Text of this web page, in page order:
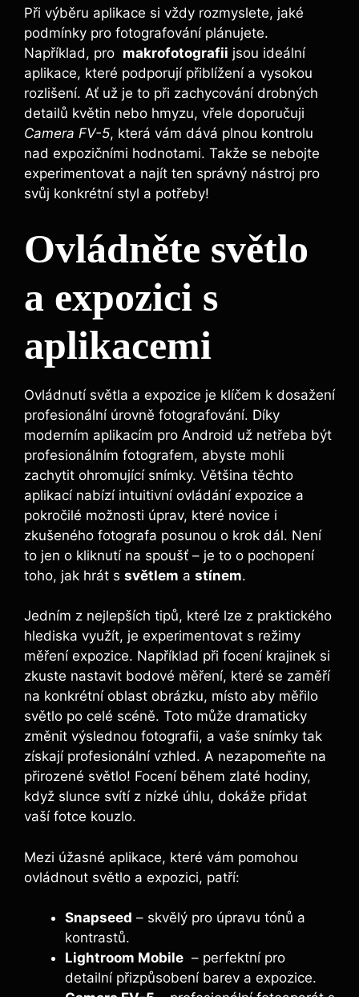
Při​ výběru ‌aplikace ⁤si ‌vždy rozmyslete, jaké
podmínky pro ⁢fotografování plánujete.
Například, pro ‌ makrofotografii jsou ideální
aplikace, které ‌podporují ⁢přiblížení​ a‌ vysokou
rozlišení.⁣ Ať už ‍je to při ​zachycování drobných
detailů květin nebo ​hmyzu, vřele doporučuji
Camera​ FV-5, která vám dává plnou kontrolu
nad ​expozičními hodnotami. ‍Takže se nebojte
experimentovat ‌a najít ten správný ⁤nástroj pro⁣
svůj konkrétní ⁤styl ​a potřeby!
Ovládněte světlo
a expozici s
⁢aplikacemi
Ovládnutí světla a expozice⁢ je klíčem k dosažení
profesionální ⁤úrovně fotografování.‍ Díky⁣
moderním aplikacím pro Android už netřeba být
profesionálním fotografem, abyste mohli
zachytit ohromující snímky. Většina těchto‌
aplikací nabízí intuitivní ovládání expozice a
pokročilé možnosti úprav, které novice i⁢
zkušeného fotografa posunou o krok dál. ⁢Není
⁣to jen ⁢o kliknutí ⁣na spoušť – je⁣ to o pochopení
toho,​ jak ‍hrát⁤ s světlem a stínem.
Jedním z nejlepších tipů, které lze z praktického
hlediska využít, je experimentovat s režimy⁤
měření expozice. Například​ při focení krajinek si
zkuste nastavit bodové měření, které se zaměří
na konkrétní ‌oblast ‌obrázku, místo aby měřilo⁣
světlo po celé scéně.⁣ Toto může dramaticky
změnit výslednou fotografii, a⁢ vaše snímky tak
získají profesionální vzhled. A nezapomeňte na
přirozené světlo! Focení ‍během zlaté hodiny,
když slunce svítí z nízké úhlu, dokáže​ přidat
vaší‌ fotce kouzlo.
Mezi úžasné aplikace, které vám pomohou
ovládnout světlo a expozici, patří:
Snapseed – skvělý ⁣pro úpravu tónů ‍a
kontrastů.
Lightroom Mobile ⁢ – ⁢perfektní pro
detailní přizpůsobení barev a⁤ expozice.